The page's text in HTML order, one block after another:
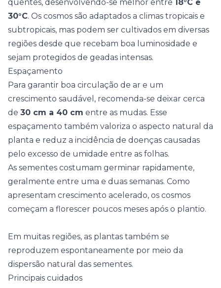
quentes, desenvolvendo-se melhor entre
18°C e
30°C. Os cosmos são adaptados a climas tropicais e
subtropicais, mas podem ser cultivados em diversas
regiões desde que recebam boa luminosidade e
sejam protegidos de geadas intensas.
Espaçamento
Para garantir boa circulação de ar e um
crescimento saudável, recomenda-se deixar cerca
de 30 cm a 40 cm entre as mudas. Esse
espaçamento também valoriza o aspecto natural da
planta e reduz a incidência de doenças causadas
pelo excesso de umidade entre as folhas.
As sementes costumam germinar rapidamente,
geralmente entre uma e duas semanas. Como
apresentam crescimento acelerado, os cosmos
começam a florescer poucos meses após o plantio.
Em muitas regiões, as plantas também se
reproduzem espontaneamente por meio da
dispersão natural das sementes.
Principais cuidados